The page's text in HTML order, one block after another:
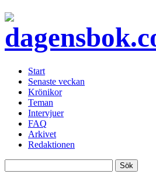
Start
Senaste veckan
Krönikor
Teman
Intervjuer
FAQ
Arkivet
Redaktionen